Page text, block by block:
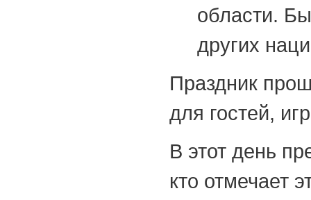
области.
других
Праздник
для гостей,
В этот день
кто отмечает